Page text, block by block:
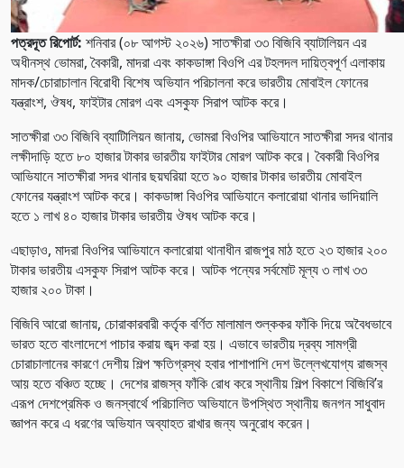
পত্রদূত রিপোর্ট: শনিবার (০৮ আগস্ট ২০২৬) সাতক্ষীরা ৩৩ বিজিবি ব্যাটালিয়ন এর
অধীনস্থ ভোমরা, বৈকারী, মাদরা এবং কাকডাঙ্গা বিওপি এর টহলদল দায়িত্বপূর্ণ এলাকায়
মাদক/চোরাচালান বিরোধী বিশেষ অভিযান পরিচালনা করে ভারতীয় মোবাইল ফোনের
যন্ত্রাংশ, ঔষধ, ফাইটার মোরগ এবং এসকুফ সিরাপ আটক করে।
সাতক্ষীরা ৩৩ বিজিবি ব্যাটিালিয়ন জানায়, ভোমরা বিওপির আভিযানে সাতক্ষীরা সদর থানার
লক্ষীদাড়ি হতে ৮০ হাজার টাকার ভারতীয় ফাইটার মোরগ আটক করে। বৈকারী বিওপির
আভিযানে সাতক্ষীরা সদর থানার ছয়ঘরিয়া হতে ৯০ হাজার টাকার ভারতীয় মোবাইল
ফোনের যন্ত্রাংশ আটক করে। কাকডাঙ্গা বিওপির আভিযানে কলারোয়া থানার ভাদিয়ালি
হতে ১ লাখ ৪০ হাজার টাকার ভারতীয় ঔষধ আটক করে।
এছাড়াও, মাদরা বিওপির আভিযানে কলারোয়া থানাধীন রাজপুর মাঠ হতে ২৩ হাজার ২০০
টাকার ভারতীয় এসকুফ সিরাপ আটক করে। আটক পন্যের সর্বমোট মূল্য ৩ লাখ ৩৩
হাজার ২০০ টাকা।
বিজিবি আরো জানায়, চোরাকারবারী কর্তৃক বর্ণিত মালামাল শুল্ককর ফাঁকি দিয়ে অবৈধভাবে
ভারত হতে বাংলাদেশে পাচার করায় জব্দ করা হয়। এভাবে ভারতীয় দ্রব্য সামগ্রী
চোরাচালানের কারণে দেশীয় শিল্প ক্ষতিগ্রস্থ হবার পাশাপাশি দেশ উল্লেখযোগ্য রাজস্ব
আয় হতে বঞ্চিত হচ্ছে। দেশের রাজস্ব ফাঁকি রোধ করে স্থানীয় শিল্প বিকাশে বিজিবি’র
এরূপ দেশপ্রেমিক ও জনস্বার্থে পরিচালিত অভিযানে উপস্থিত স্থানীয় জনগন সাধুবাদ
জ্ঞাপন করে এ ধরণের অভিযান অব্যাহত রাখার জন্য অনুরোধ করেন।